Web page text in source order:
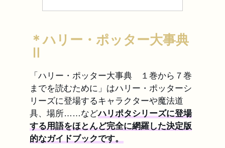
＊ハリー・ポッター大事典
Ⅱ
「ハリー・ポッター大事典 １巻から７巻
までを読むために」はハリー・ポッターシ
リーズに登場するキャラクターや魔法道
具、場所……などハリポタシリーズに登場
する用語をほとんど完全に網羅した決定版
的なガイドブックです。